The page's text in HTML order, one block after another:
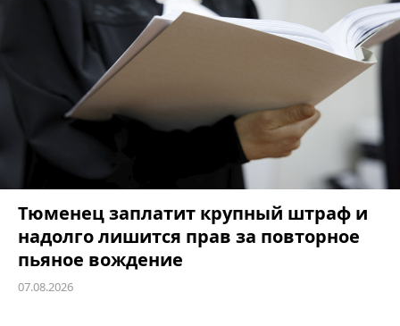
Тюменец заплатит крупный штраф и
надолго лишится прав за повторное
пьяное вождение
07.08.2026